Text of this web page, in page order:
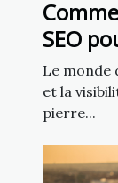
SEO
en
Le monde
et la
pierre...